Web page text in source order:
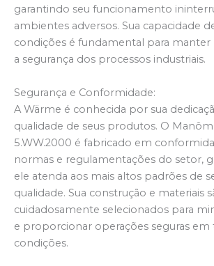
garantindo seu funcionamento
ambientes adversos. Sua capacidade
condições é fundamental para manter
a segurança dos processos industriais.
Segurança e Conformidade:
A Wärme é conhecida por sua
qualidade de seus produtos. O
5.WW.2000 é fabricado em
normas e regulamentações do setor,
ele atenda aos mais altos padrões de
qualidade. Sua construção e materiais
cuidadosamente selecionados para
e proporcionar operações seguras em
condições.